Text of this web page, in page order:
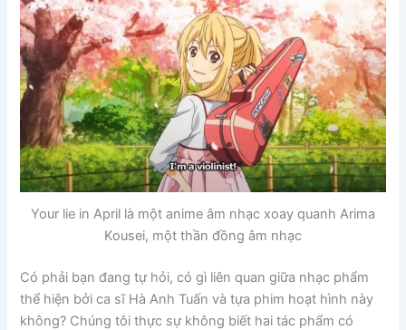
Your lie in April là một anime âm nhạc xoay quanh Arima
Kousei, một thần đồng âm nhạc
Có phải bạn đang tự hỏi, có gì liên quan giữa nhạc phẩm
thể hiện bởi ca sĩ Hà Anh Tuấn và tựa phim hoạt hình này
không? Chúng tôi thực sự không biết hai tác phẩm có